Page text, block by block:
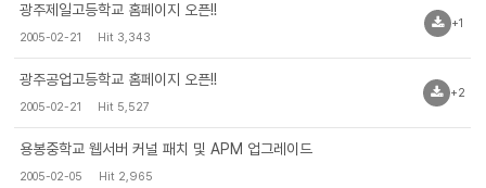
광주제일고등학교 홈페이지 오픈!!
2005-02-21 Hit 3,343
+1
광주공업고등학교 홈페이지 오픈!!
2005-02-21 Hit 5,527
+2
용봉중학교 웹서버 커널 패치 및 APM 업그레이드
2005-02-05 Hit 2,965